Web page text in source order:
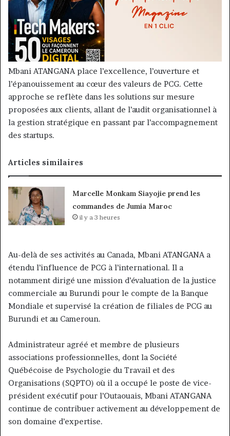
Mbani ATANGANA place l’excellence, l’ouverture et
l’épanouissement au cœur des valeurs de PCG. Cette
approche se reflète dans les solutions sur mesure
proposées aux clients, allant de l’audit organisationnel à
la gestion stratégique en passant par l’accompagnement
des startups.
Articles similaires
Marcelle Monkam Siayojie prend les
commandes de Jumia Maroc
il y a 3 heures
Au-delà de ses activités au Canada, Mbani ATANGANA a
étendu l’influence de PCG à l’international. Il a
notamment dirigé une mission d’évaluation de la justice
commerciale au Burundi pour le compte de la Banque
Mondiale et supervisé la création de filiales de PCG au
Burundi et au Cameroun.
Administrateur agréé et membre de plusieurs
associations professionnelles, dont la Société
Québécoise de Psychologie du Travail et des
Organisations (SQPTO) où il a occupé le poste de vice-
président exécutif pour l’Outaouais, Mbani ATANGANA
continue de contribuer activement au développement de
son domaine d’expertise.